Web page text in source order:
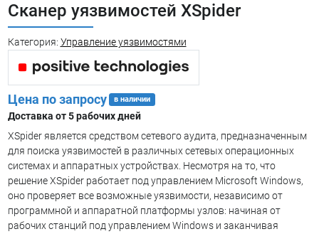
Сканер уязвимостей XSpider
Категория: Управление уязвимостями
Цена по запросу в наличии
Доставка от 5 рабочих дней
XSpider является средством сетевого аудита, предназначенным
для поиска уязвимостей в различных сетевых операционных
системах и аппаратных устройствах. Несмотря на то, что
решение XSpider работает под управлением Microsoft Windows,
оно проверяет все возможные уязвимости, независимо от
программной и аппаратной платформы узлов: начиная от
рабочих станций под управлением Windows и заканчивая